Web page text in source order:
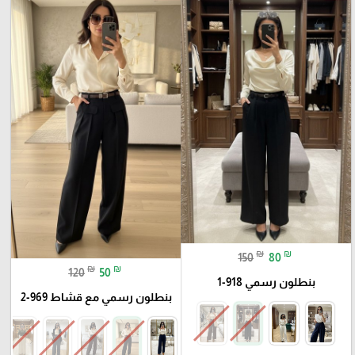
150 ₪ 80 ₪
بنطلون رسمي 918-1
120 ₪ 50 ₪
بنطلون رسمي مع قشاط 969-2